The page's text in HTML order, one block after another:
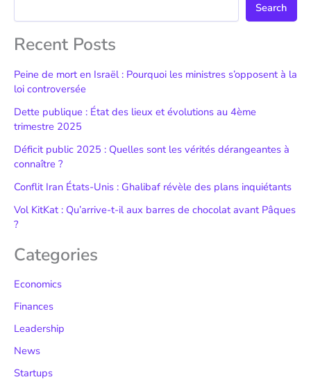
Search
Recent Posts
Peine de mort en Israël : Pourquoi les ministres s’opposent à la
loi controversée
Dette publique : État des lieux et évolutions au 4ème
trimestre 2025
Déficit public 2025 : Quelles sont les vérités dérangeantes à
connaître ?
Conflit Iran États-Unis : Ghalibaf révèle des plans inquiétants
Vol KitKat : Qu’arrive-t-il aux barres de chocolat avant Pâques
?
Categories
Economics
Finances
Leadership
News
Startups